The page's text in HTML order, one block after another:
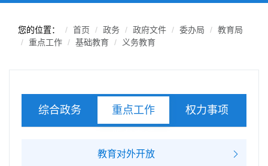
您的位置： 首页 政务 政府文件 委办局
教育局
重点工作
基础教育 义务教育
综合政务 重点工作 权力事项
教育对外开放